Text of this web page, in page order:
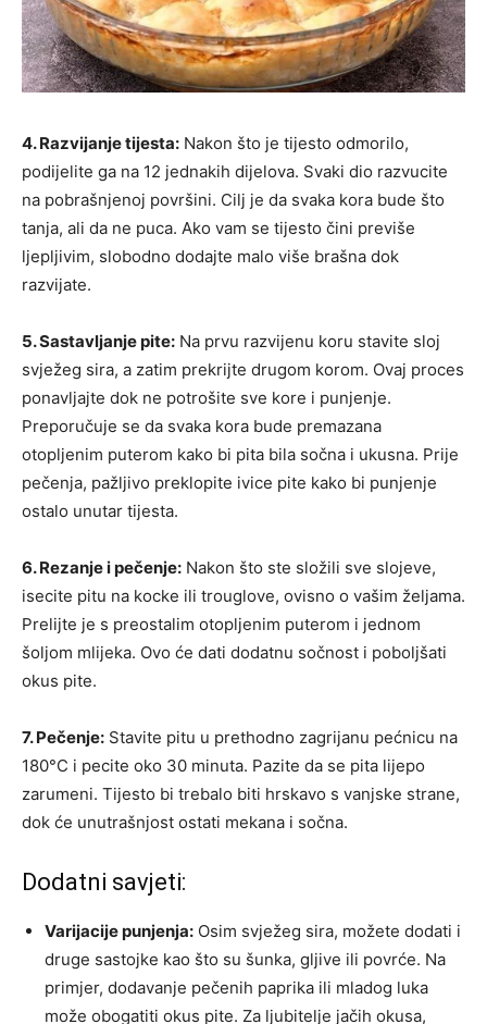
4. Razvijanje tijesta: Nakon što je tijesto odmorilo,
podijelite ga na 12 jednakih dijelova. Svaki dio razvucite
na pobrašnjenoj površini. Cilj je da svaka kora bude što
tanja, ali da ne puca. Ako vam se tijesto čini previše
ljepljivim, slobodno dodajte malo više brašna dok
razvijate.
5. Sastavljanje pite: Na prvu razvijenu koru stavite sloj
svježeg sira, a zatim prekrijte drugom korom. Ovaj proces
ponavljajte dok ne potrošite sve kore i punjenje.
Preporučuje se da svaka kora bude premazana
otopljenim puterom kako bi pita bila sočna i ukusna. Prije
pečenja, pažljivo preklopite ivice pite kako bi punjenje
ostalo unutar tijesta.
6. Rezanje i pečenje: Nakon što ste složili sve slojeve,
isecite pitu na kocke ili trouglove, ovisno o vašim željama.
Prelijte je s preostalim otopljenim puterom i jednom
šoljom mlijeka. Ovo će dati dodatnu sočnost i poboljšati
okus pite.
7. Pečenje: Stavite pitu u prethodno zagrijanu pećnicu na
180°C i pecite oko 30 minuta. Pazite da se pita lijepo
zarumeni. Tijesto bi trebalo biti hrskavo s vanjske strane,
dok će unutrašnjost ostati mekana i sočna.
Dodatni savjeti:
Varijacije punjenja: Osim svježeg sira, možete dodati i
druge sastojke kao što su šunka, gljive ili povrće. Na
primjer, dodavanje pečenih paprika ili mladog luka
može obogatiti okus pite. Za ljubitelje jačih okusa,